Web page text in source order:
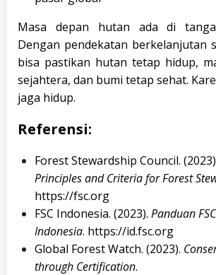
Masa depan hutan ada di
Dengan pendekatan berkelanjutan
bisa pastikan hutan tetap hidup,
sejahtera, dan bumi tetap sehat.
jaga hidup.
Referensi:
Forest Stewardship Council.
Principles and Criteria for Forest
https://fsc.org
FSC Indonesia. (2023). Panduan
Indonesia. https://id.fsc.org
Global Forest Watch. (2023).
through Certification.